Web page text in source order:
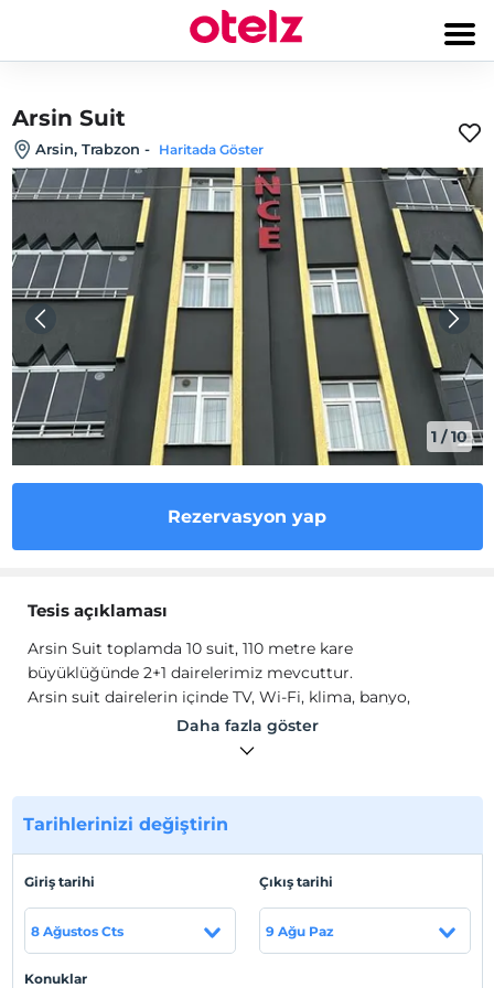
Arsin Suit
Arsin, Trabzon - Haritada Göster
1 /10
Rezervasyon yap
Tesis açıklaması
Arsin Suit toplamda 10 suit, 110 metre kare
büyüklüğünde 2+1 dairelerimiz mevcuttur.
Arsin suit dairelerin içinde TV, Wi-Fi, klima, banyo,
mutfak ve mutfak eşyaları mevcuttur.
Tesis, Trabzon Arsin ilçesinde bulunmaktadır.
Sahil
Sahile 100 metre uzaklıktadır.
Haritada Göster
Daha fazla göster
Tarihlerinizi değiştirin
Giriş tarihi
8 Ağustos Cts
Çıkış tarihi
9 Ağu Paz
Konuklar